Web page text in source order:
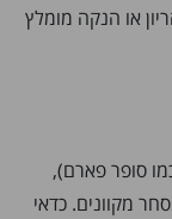
או הנקה מומלץ
סופר פארם),
מקוונים. כדאי